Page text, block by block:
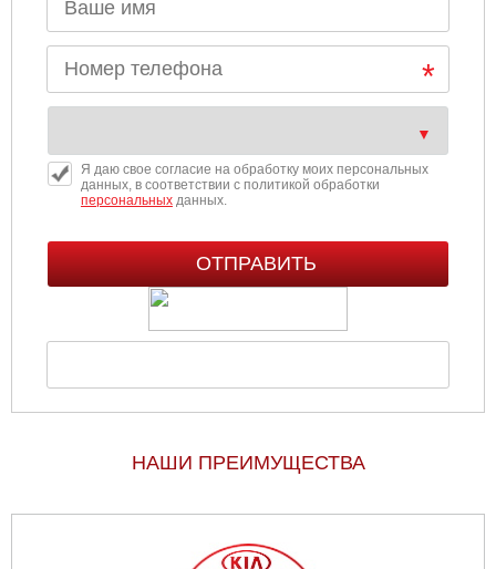
Я даю свое согласие на обработку моих персональных
данных, в соответствии с политикой обработки
персональныхданных.
НАШИ ПРЕИМУЩЕСТВА